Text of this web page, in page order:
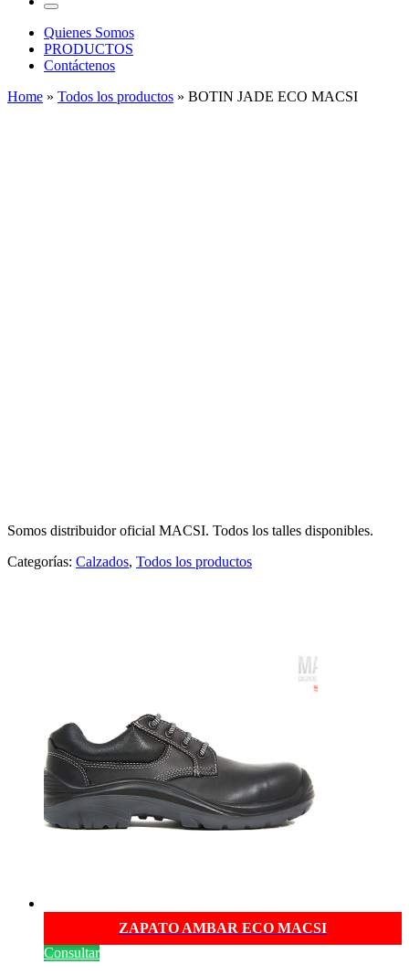
Menu
Quienes Somos
PRODUCTOS
Contáctenos
Home » Todos los productos » BOTIN JADE ECO MACSI
Somos distribuidor oficial MACSI. Todos los talles disponibles.
Categorías: Calzados, Todos los productos
ZAPATO AMBAR ECO MACSI
Consultar